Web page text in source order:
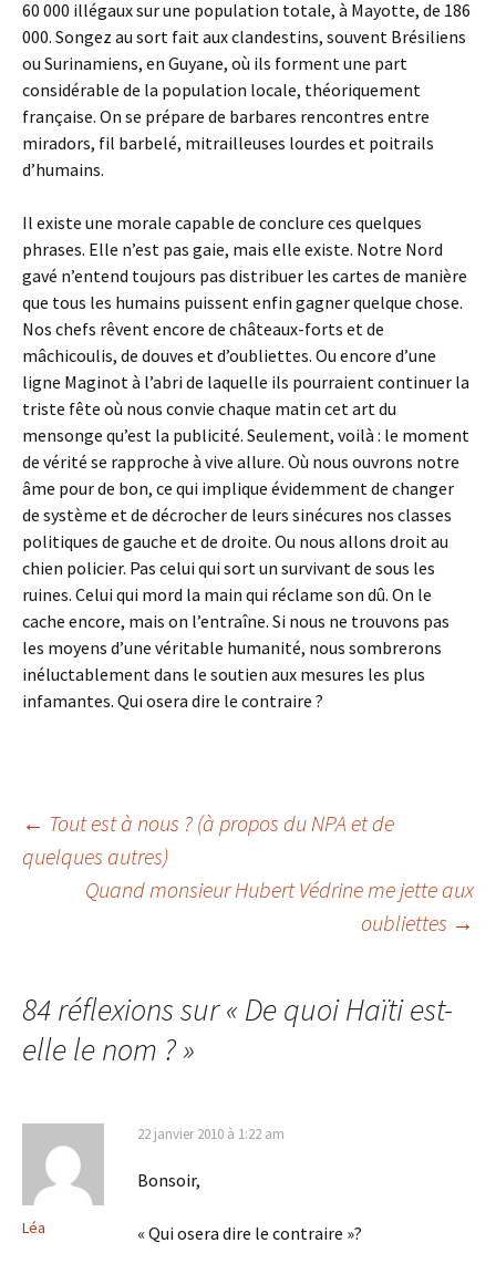
60 000 illégaux sur une population totale, à Mayotte, de 186
000. Songez au sort fait aux clandestins, souvent Brésiliens
ou Surinamiens, en Guyane, où ils forment une part
considérable de la population locale, théoriquement
française. On se prépare de barbares rencontres entre
miradors, fil barbelé, mitrailleuses lourdes et poitrails
d’humains.
Il existe une morale capable de conclure ces quelques
phrases. Elle n’est pas gaie, mais elle existe. Notre Nord
gavé n’entend toujours pas distribuer les cartes de manière
que tous les humains puissent enfin gagner quelque chose.
Nos chefs rêvent encore de châteaux-forts et de
mâchicoulis, de douves et d’oubliettes. Ou encore d’une
ligne Maginot à l’abri de laquelle ils pourraient continuer la
triste fête où nous convie chaque matin cet art du
mensonge qu’est la publicité. Seulement, voilà : le moment
de vérité se rapproche à vive allure. Où nous ouvrons notre
âme pour de bon, ce qui implique évidemment de changer
de système et de décrocher de leurs sinécures nos classes
politiques de gauche et de droite. Ou nous allons droit au
chien policier. Pas celui qui sort un survivant de sous les
ruines. Celui qui mord la main qui réclame son dû. On le
cache encore, mais on l’entraîne. Si nous ne trouvons pas
les moyens d’une véritable humanité, nous sombrerons
inéluctablement dans le soutien aux mesures les plus
infamantes. Qui osera dire le contraire ?
Navigation
← Tout est à nous ? (à propos du NPA et de
quelques autres)
Quand monsieur Hubert Védrine me jette aux
oubliettes →
84 réflexions sur « De quoi Haïti est-
elle le nom ?»
Léa
22 janvier 2010 à 1:22 am
Bonsoir,
« Qui osera dire le contraire »?